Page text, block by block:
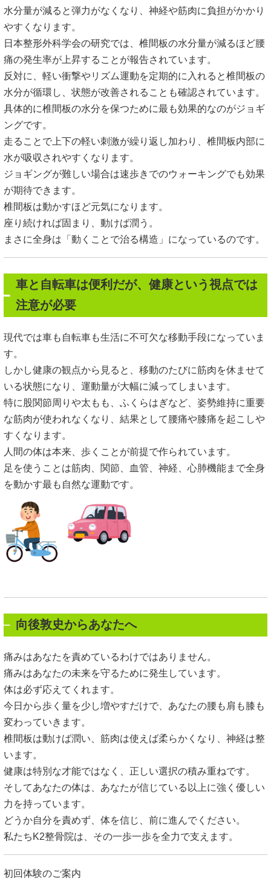
水分量が減ると弾力がなくなり、神経や筋肉に負担がかかり
やすくなります。
日本整形外科学会の研究では、椎間板の水分量が減るほど腰
痛の発生率が上昇することが報告されています。
反対に、軽い衝撃やリズム運動を定期的に入れると椎間板の
水分が循環し、状態が改善されることも確認されています。
具体的に椎間板の水分を保つために最も効果的なのがジョギ
ングです。
走ることで上下の軽い刺激が繰り返し加わり、椎間板内部に
水が吸収されやすくなります。
ジョギングが難しい場合は速歩きでのウォーキングでも効果
が期待できます。
椎間板は動かすほど元気になります。
座り続ければ固まり、動けば潤う。
まさに全身は「動くことで治る構造」になっているのです。
車と自転車は便利だが、健康という視点では
注意が必要
現代では車も自転車も生活に不可欠な移動手段になっていま
す。
しかし健康の観点から見ると、移動のたびに筋肉を休ませて
いる状態になり、運動量が大幅に減ってしまいます。
特に股関節周りや太もも、ふくらはぎなど、姿勢維持に重要
な筋肉が使われなくなり、結果として腰痛や膝痛を起こしや
すくなります。
人間の体は本来、歩くことが前提で作られています。
足を使うことは筋肉、関節、血管、神経、心肺機能まで全身
を動かす最も自然な運動です。
向後敦史からあなたへ
痛みはあなたを責めているわけではありません。
痛みはあなたの未来を守るために発生しています。
体は必ず応えてくれます。
今日から歩く量を少し増やすだけで、あなたの腰も肩も膝も
変わっていきます。
椎間板は動けば潤い、筋肉は使えば柔らかくなり、神経は整
います。
健康は特別な才能ではなく、正しい選択の積み重ねです。
そしてあなたの体は、あなたが信じている以上に強く優しい
力を持っています。
どうか自分を責めず、体を信じ、前に進んでください。
私たち K2整骨院は、その一歩一歩を全力で支えます。
初回体験のご案内